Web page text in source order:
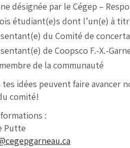
désignée par le Cégep –
étudiant(e)s dont l’un(e) à
du Comité de
de Coopsco F.-X.-
de la communauté
idées peuvent faire avancer
comité!
:
Putte